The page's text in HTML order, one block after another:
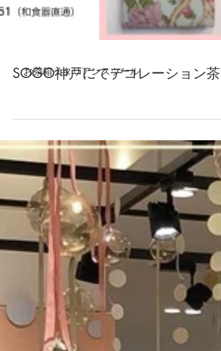
SEARCH BY TAGS
ARCHIVE
SOGO神戸にてデコレーション茶
お茶箱イタリアンスツール